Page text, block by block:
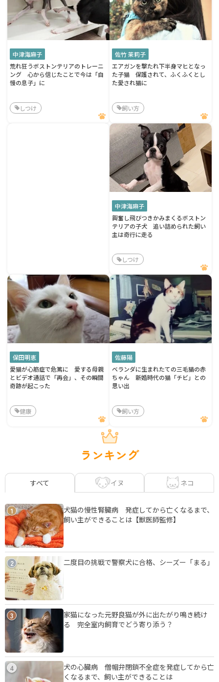
中津海麻子
荒れ狂うボストンテリアのトレーニ
ング 心から信じたことで今は「自
慢の息子」に
しつけ
佐竹 茉莉子
エアガンを撃たれ下半身マヒとなっ
た子猫 保護されて、ふくふくとし
た愛され猫に
飼い方
中津海麻子
興奮し飛びつきかみまくるボストン
テリアの子犬 追い詰められた飼い
主は奇行に走る
しつけ
保田明恵
愛猫が心筋症で危篤に 愛する母親
とビデオ通話で「再会」、その瞬間
奇跡が起こった
健康
佐藤陽
ベランダに生まれたての三毛猫の赤
ちゃん 新婚時代の猫「チビ」との
思い出
飼い方
ランキング
すべて イヌ ネコ
1
犬猫の慢性腎臓病 発症してから亡くなるまで、
飼い主ができることは【獣医師監修】
2 二度目の挑戦で警察犬に合格、シーズー「まる」
3
家猫になった元野良猫が外に出たがり鳴き続け
る 完全室内飼育でどう寄り添う？
4
犬の心臓病 僧帽弁閉鎖不全症を発症してから亡
くなるまで、飼い主ができることは